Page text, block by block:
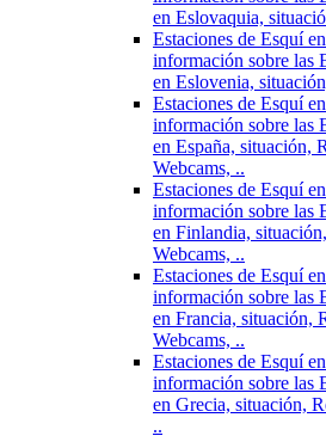
en Eslovaquia,
Estaciones de Esquí
información sobre las
en Eslovenia,
Estaciones de Esquí
información sobre las
en España, situación,
Webcams, ..
Estaciones de Esquí
información sobre las
en Finlandia,
Webcams, ..
Estaciones de Esquí
información sobre las
en Francia, situación,
Webcams, ..
Estaciones de Esquí
información sobre las
en Grecia, situación,
..